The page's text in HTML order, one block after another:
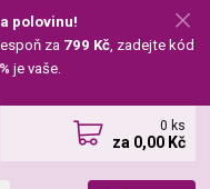
polovinu!
za 799 Kč, zadejte kód
je vaše.
0 ks
za 0,00 Kč